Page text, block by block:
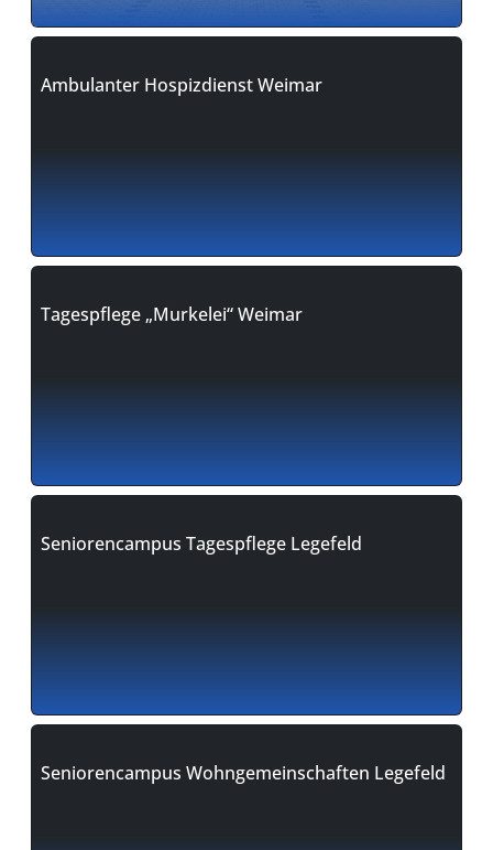
Ambulanter Hospizdienst Weimar
Tagespflege „Murkelei“ Weimar
Seniorencampus Tagespflege Legefeld
Seniorencampus Wohngemeinschaften Legefeld